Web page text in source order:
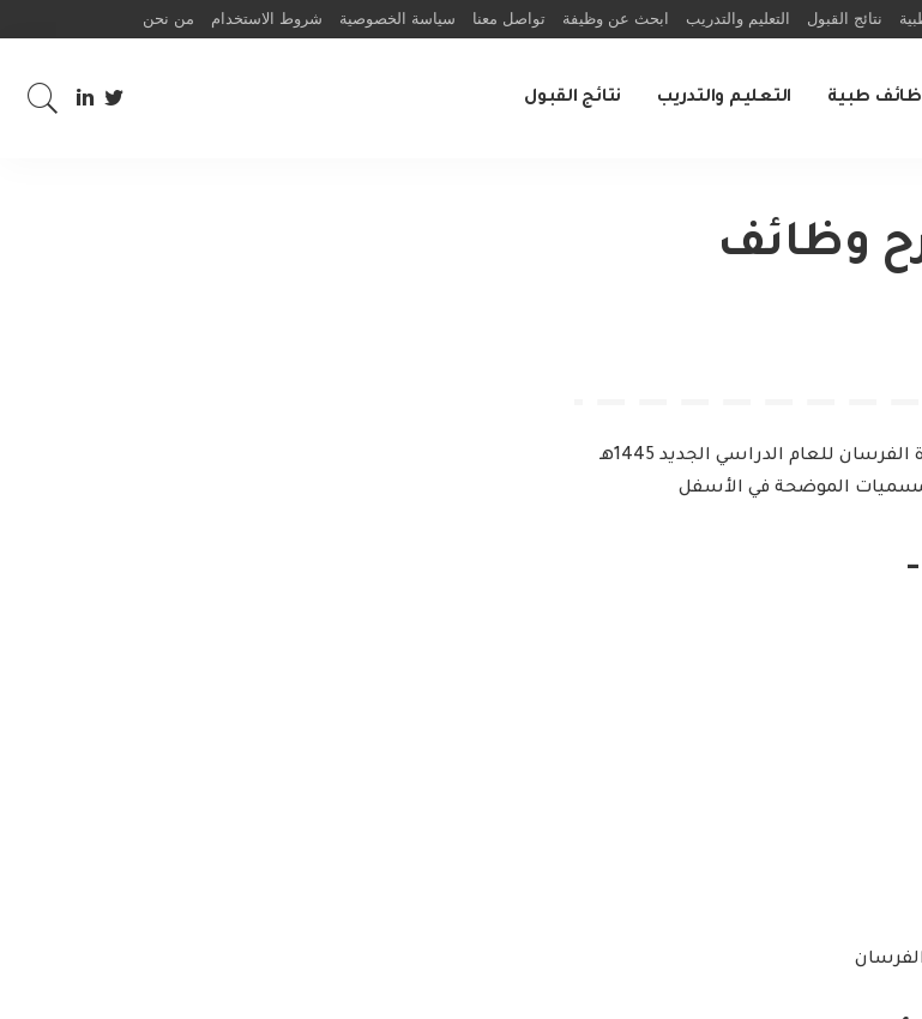
نتائج القبول التعليم والتدريب ابحث عن وظيفة تواصل معنا سياسة الخصوصية شروط الاستخدام من نحن
طبية التعليم والتدريب نتائج القبول
وظائف
بمجالات تعلن عنها مدارس صفوة الفرسان للعام الدراسي الجديد 1445هـ
الموضحة في الأسفل